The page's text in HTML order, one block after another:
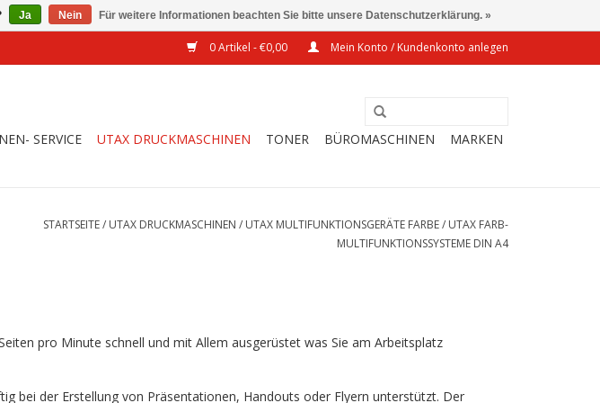
0 Artikel - €0,00 Mein Konto / Kundenkonto anlegen
SERVICE UTAX DRUCKMASCHINEN TONER BÜROMASCHINEN MARKEN
STARTSEITE/ UTAX DRUCKMASCHINEN / UTAX MULTIFUNKTIONSGERÄTE FARBE/ UTAX FARB-
MULTIFUNKTIONSSYSTEME DIN A4
pro Minute schnell und mit Allem ausgerüstet was Sie am Arbeitsplatz
bei der Erstellung von Präsentationen, Handouts oder Flyern unterstützt. Der
Ja Nein Für weitere Informationen beachten Sie bitte unsere Datenschutzerklärung. »